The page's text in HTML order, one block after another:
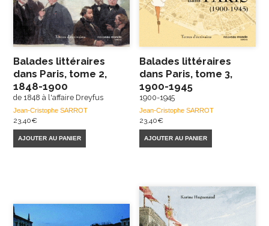
Balades littéraires
dans Paris, tome 2,
1848-1900
de 1848 à l'affaire Dreyfus
Jean-Cristophe SARROT
23,40€
AJOUTER AU PANIER
Balades littéraires
dans Paris, tome 3,
1900-1945
1900-1945
Jean-Cristophe SARROT
23,40€
AJOUTER AU PANIER